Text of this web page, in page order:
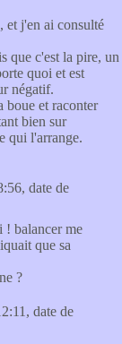
et j'en ai consulté
que c'est la pire, un
quoi et est
négatif.
boue et raconter
bien sur
qui l'arrange.
date de
! balancer me
que sa
?
date de